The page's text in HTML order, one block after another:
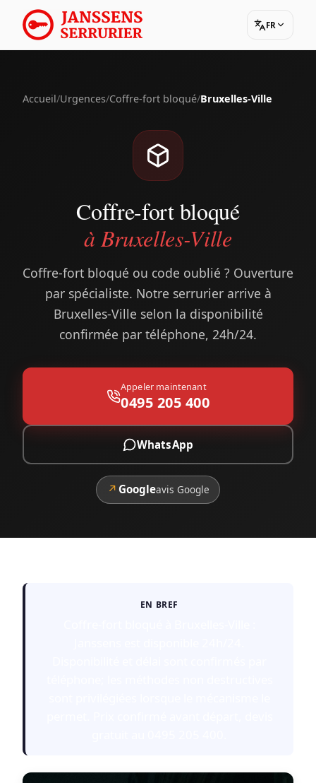
FR
Accueil/Urgences/Coffre-fort bloqué/Bruxelles-Ville
Coffre-fort bloqué
à Bruxelles-Ville
Coffre-fort bloqué ou code oublié ? Ouverture
par spécialiste. Notre serrurier arrive à
Bruxelles-Ville selon la disponibilité
confirmée par téléphone, 24h/24.
Appeler maintenant
0495 205 400
WhatsApp
↗ Googleavis Google
EN BREF